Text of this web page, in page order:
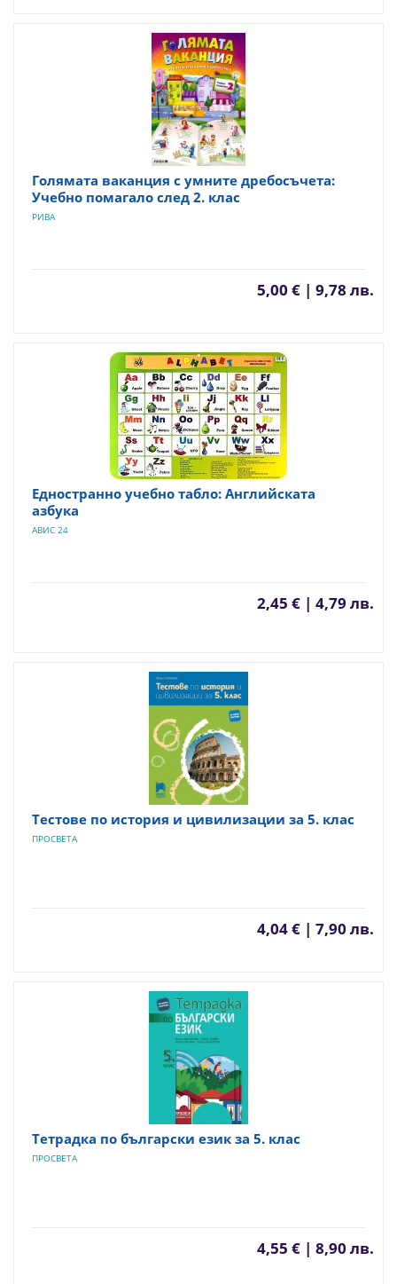
Голямата ваканция с умните дребосъчета:
Учебно помагало след 2. клас
РИВА
5,00 € | 9,78 лв.
Едностранно учебно табло: Английската
азбука
АВИС 24
2,45 € | 4,79 лв.
Тестове по история и цивилизации за 5. клас
ПРОСВЕТА
4,04 € | 7,90 лв.
Тетрадка по български език за 5. клас
ПРОСВЕТА
4,55 € | 8,90 лв.